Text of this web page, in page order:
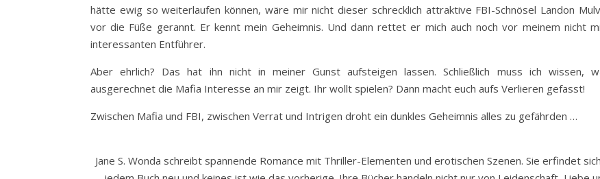
hätte ewig so weiterlaufen können, wäre mir nicht dieser schrecklich attraktive FBI-Schnösel Landon
vor die Füße gerannt. Er kennt mein Geheimnis. Und dann rettet er mich auch noch vor meinem nicht
interessanten Entführer.
Aber ehrlich? Das hat ihn nicht in meiner Gunst aufsteigen lassen. Schließlich muss ich wissen,
ausgerechnet die Mafia Interesse an mir zeigt. Ihr wollt spielen? Dann macht euch aufs Verlieren gefasst!
Zwischen Mafia und FBI, zwischen Verrat und Intrigen droht ein dunkles Geheimnis alles zu gefährden …
Jane S. Wonda schreibt spannende Romance mit Thriller-Elementen und erotischen Szenen. Sie erfindet